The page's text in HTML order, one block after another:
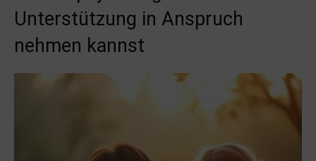
Unterstützung in Anspruch
nehmen kannst